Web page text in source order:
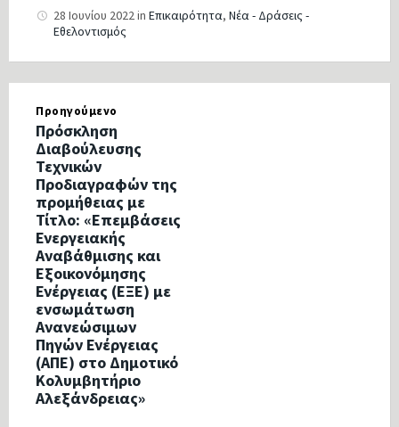
28 Ιουνίου 2022in Επικαιρότητα, Νέα - Δράσεις -
Εθελοντισμός
Προηγούμενο
Πρόσκληση
Διαβούλευσης
Τεχνικών
Προδιαγραφών της
προμήθειας με
Τίτλο: «Επεμβάσεις
Ενεργειακής
Αναβάθμισης και
Εξοικονόμησης
Ενέργειας (ΕΞΕ) με
ενσωμάτωση
Ανανεώσιμων
Πηγών Ενέργειας
(ΑΠΕ) στο Δημοτικό
Κολυμβητήριο
Αλεξάνδρειας»